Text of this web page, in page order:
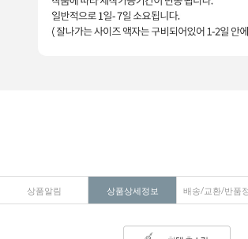
상품알림 상품상세정보 배송/교환/반품